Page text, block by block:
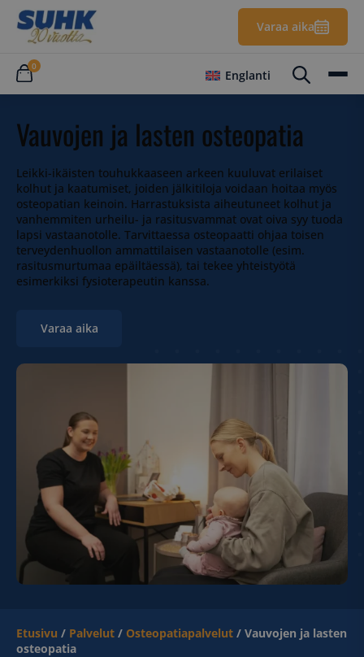
Varaa aika
0
Englanti
Vauvojen ja lasten osteopatia
Leikki-ikäisten touhukkaaseen arkeen kuuluvat erilaiset
kolhut ja kaatumiset, joiden jälkitiloja voidaan hoitaa myös
osteopatian keinoin. Harrastuksista aiheutuneet kolhut ja
vanhemmiten urheilu- ja rasitusvammat ovat oiva syy tuoda
lapsi vastaanotolle. Tarvittaessa osteopaatti ohjaa toisen
terveydenhuollon ammattilaisen vastaanotolle (esim.
rasitusmurtumaa epäiltäessä), tai tekee yhteistyötä
esimerkiksi fysioterapeutin kanssa.
Varaa aika
Etusivu / Palvelut / Osteopatiapalvelut / Vauvojen ja lasten
osteopatia